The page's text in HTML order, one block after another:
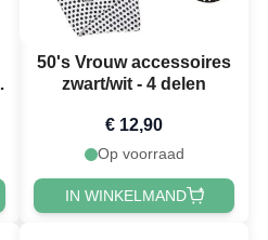
50's Vrouw accessoires
zwart/wit - 4 delen
€ 12,90
Op voorraad
IN WINKELMAND